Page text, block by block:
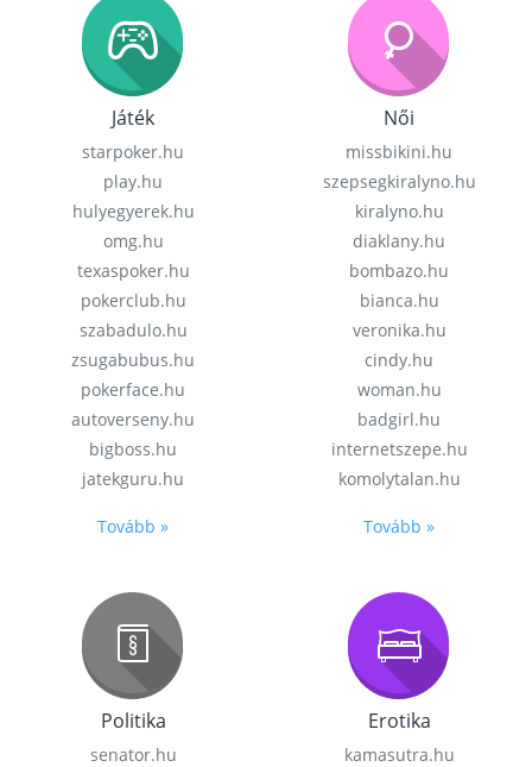
Játék
starpoker.hu
play.hu
hulyegyerek.hu
omg.hu
texaspoker.hu
pokerclub.hu
szabadulo.hu
zsugabubus.hu
pokerface.hu
autoverseny.hu
bigboss.hu
jatekguru.hu
Tovább »
Női
missbikini.hu
szepsegkiralyno.hu
kiralyno.hu
diaklany.hu
bombazo.hu
bianca.hu
veronika.hu
cindy.hu
woman.hu
badgirl.hu
internetszepe.hu
komolytalan.hu
Tovább »
Politika
senator.hu
Erotika
kamasutra.hu